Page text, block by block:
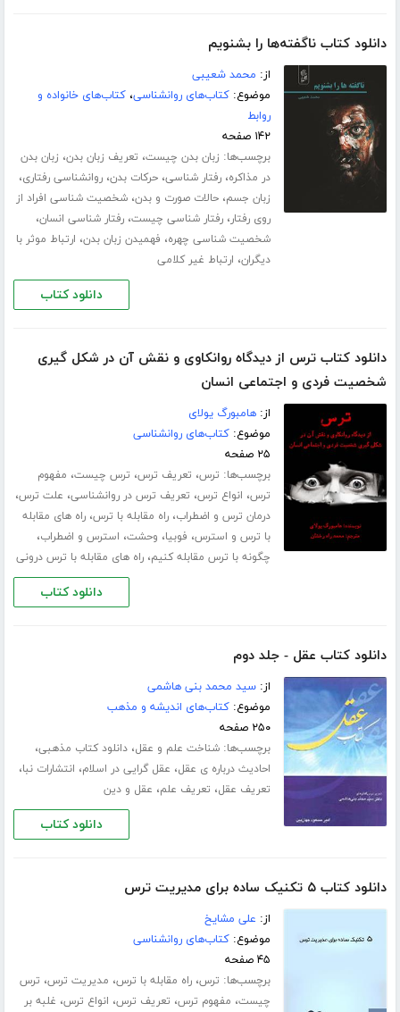
دانلود کتاب ناگفته‌ها را بشنویم
از: محمد شعیبی
موضوع:کتاب‌های روانشناسی،کتاب‌های خانواده و
روابط
۱۴۲ صفحه
برچسب‌ها: زبان بدن چیست، تعریف زبان بدن، زبان بدن
در مذاکره،رفتار شناسی،حرکات بدن،روانشناسی رفتاری،
زبان جسم،حالات صورت و بدن،شخصیت شناسی افراد از
روی رفتار،رفتار شناسی چیست،رفتار شناسی انسان،
شخصیت شناسی چهره، فهمیدن زبان بدن، ارتباط موثر با
دیگران، ارتباط غیر کلامی
دانلود کتاب
دانلود کتاب ترس از دیدگاه روانکاوی و نقش آن در شکل گیری
شخصیت فردی و اجتماعی انسان
از:هامبورگ یولای
موضوع:کتاب‌های روانشناسی
۲۵ صفحه
برچسب‌ها: ترس، تعریف ترس، ترس چیست، مفهوم
ترس، انواع ترس، تعریف ترس در روانشناسی، علت ترس،
درمان ترس و اضطراب،راه مقابله با ترس،راه های مقابله
با ترس و استرس، فوبیا، وحشت، استرس و اضطراب،
چگونه با ترس مقابله کنیم،راه های مقابله با ترس درونی
دانلود کتاب
دانلود کتاب عقل - جلد دوم
از:سید محمد بنی هاشمی
موضوع:کتاب‌های اندیشه و مذهب
۲۵۰ صفحه
برچسب‌ها:شناخت علم و عقل،دانلود کتاب مذهبی،
احادیث درباره ی عقل، عقل گرایی در اسلام، انتشارات نبا،
تعریف عقل، تعریف علم، عقل و دین
دانلود کتاب
دانلود کتاب ۵ تکنیک ساده برای مدیریت ترس
از: علی مشایخ
موضوع:کتاب‌های روانشناسی
۴۵ صفحه
برچسب‌ها: ترس،راه مقابله با ترس، مدیریت ترس، ترس
چیست، مفهوم ترس، تعریف ترس، انواع ترس، غلبه بر